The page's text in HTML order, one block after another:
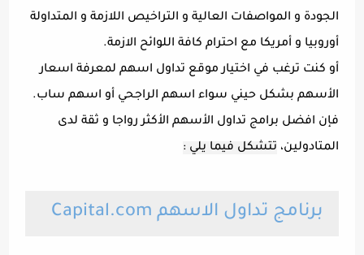
الجودة و المواصفات العالية و التراخيص اللازمة و المتداولة
أوروبيا و أمريكا مع احترام كافة اللوائح الازمة.
أو كنت ترغب في اختيار موقع تداول اسهم لمعرفة اسعار
الأسهم بشكل حيني سواء اسهم الراجحي أو اسهم ساب.
فإن افضل برامج تداول الأسهم الأكثر رواجا و ثقة لدى
المتادولين، تتشكل فيما يلي :
برنامج تداول الاسهم Capital.com